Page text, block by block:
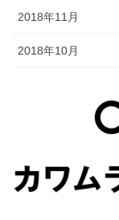
2018年11月
2018年10月